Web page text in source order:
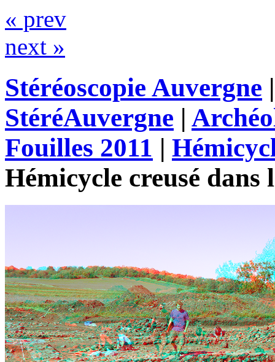
« prev
next »
Stéréoscopie Auvergne
StéréAuvergne |
Fouilles 2011 |
Hémicycle creusé dans